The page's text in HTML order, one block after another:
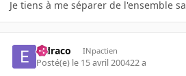
Je tiens à me séparer de l'ensemble
eldraco INpactien
Posté(e) le 15 avril 200422 a